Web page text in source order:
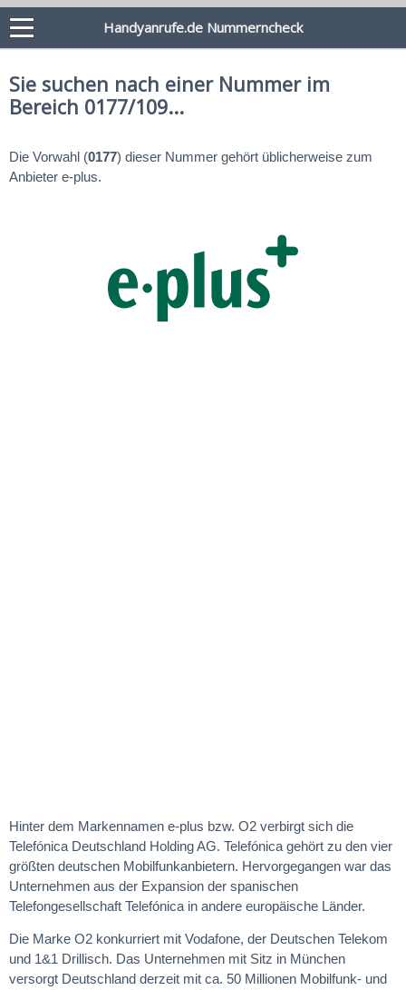
Handyanrufe.de Nummerncheck
Sie suchen nach einer Nummer im
Bereich 0177/109...
Die Vorwahl (0177) dieser Nummer gehört üblicherweise zum
Anbieter e-plus.
Hinter dem Markennamen e-plus bzw. O2 verbirgt sich die
Telefónica Deutschland Holding AG. Telefónica gehört zu den vier
größten deutschen Mobilfunkanbietern. Hervorgegangen war das
Unternehmen aus der Expansion der spanischen
Telefongesellschaft Telefónica in andere europäische Länder.
Die Marke O2 konkurriert mit Vodafone, der Deutschen Telekom
und 1&1 Drillisch. Das Unternehmen mit Sitz in München
versorgt Deutschland derzeit mit ca. 50 Millionen Mobilfunk- und